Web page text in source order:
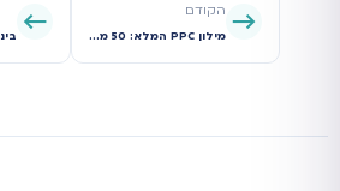
הקודם
מילון PPC המלא: 50 מושגים שכל מפרסם חייב להכיר